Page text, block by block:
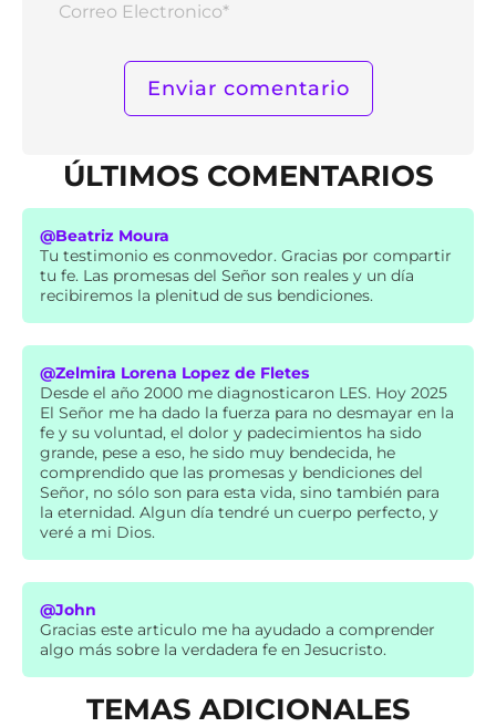
ÚLTIMOS COMENTARIOS
@Beatriz Moura
Tu testimonio es conmovedor. Gracias por compartir
tu fe. Las promesas del Señor son reales y un día
recibiremos la plenitud de sus bendiciones.
@Zelmira Lorena Lopez de Fletes
Desde el año 2000 me diagnosticaron LES. Hoy 2025
El Señor me ha dado la fuerza para no desmayar en la
fe y su voluntad, el dolor y padecimientos ha sido
grande, pese a eso, he sido muy bendecida, he
comprendido que las promesas y bendiciones del
Señor, no sólo son para esta vida, sino también para
la eternidad. Algun día tendré un cuerpo perfecto, y
veré a mi Dios.
@John
Gracias este articulo me ha ayudado a comprender
algo más sobre la verdadera fe en Jesucristo.
TEMAS ADICIONALES